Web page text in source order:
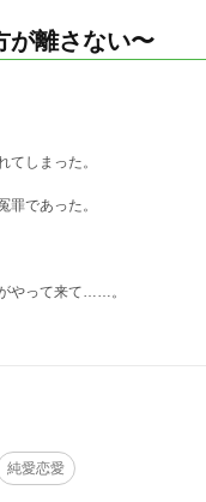
が離さない〜
しまった。
であった。
やって来て……。
純愛恋愛